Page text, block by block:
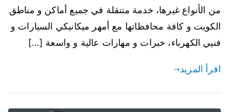
من الأنواع غيرها، خدمة متنقلة في جميع أماكن و مناطق
الكويت و كافة محافظاتها مع أمهر ميكانيكي السيارات و
فنيي الكهرباء، خبرات و مهارات عالية و واسعة […]
اقرأ المزيد